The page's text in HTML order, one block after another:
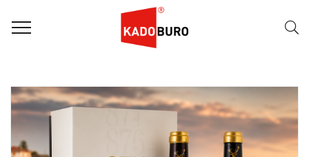
Naam (A-Z) FILTER